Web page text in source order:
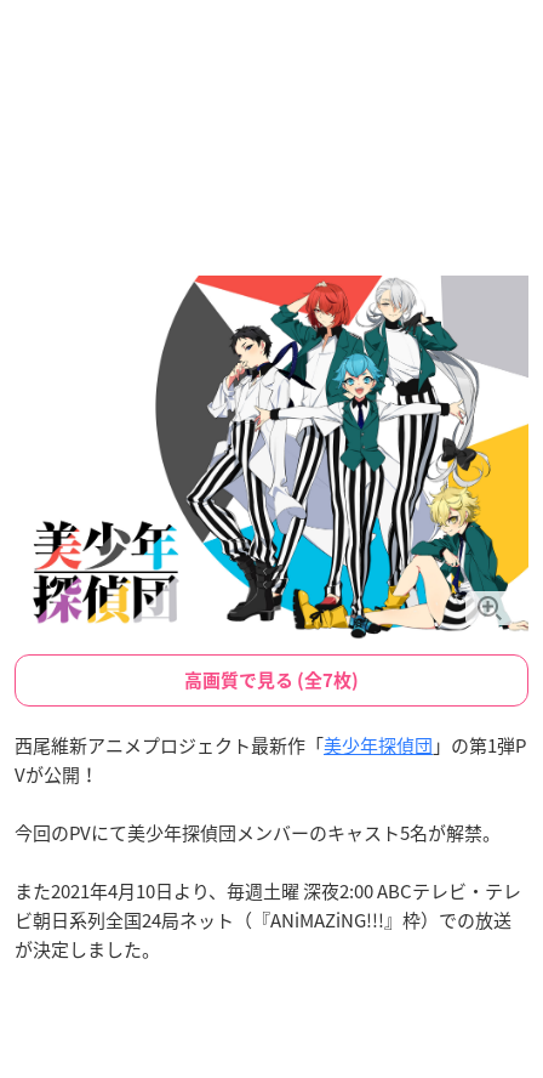
高画質で見る (全7枚)
西尾維新アニメプロジェクト最新作「美少年探偵団 」の第1弾P
Vが公開！
今回のPVにて美少年探偵団メンバーのキャスト5名が解禁。
また2021年4月10日より、毎週土曜 深夜2:00 ABCテレビ・テレ
ビ朝日系列全国24局ネット（『ANiMAZiNG!!!』枠）での放送
が決定しました。